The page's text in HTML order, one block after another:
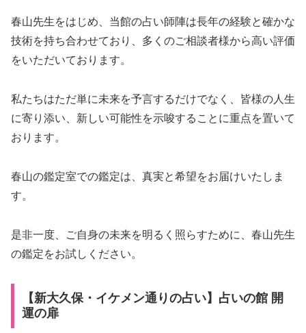
春山先生をはじめ、当館の占い師陣は長年の経験と確かな
技術を持ち合わせており、多くのご相談者様から高い評価
をいただいております。
私たちはただ単に未来を予言するだけでなく、皆様の人生
に寄り添い、新しい可能性を示唆することに重点を置いて
おります。
春山の鑑定室での鑑定は、真実と希望をお届けいたしま
す。
是非一度、ご自身の未来を明るく照らすために、春山先生
の鑑定をお試しください。
【新大久保・イケメン通りの占い】占いの館 開
運の扉